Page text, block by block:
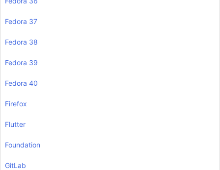
Fedora 37
Fedora 38
Fedora 39
Fedora 40
Firefox
Flutter
Foundation
GitLab